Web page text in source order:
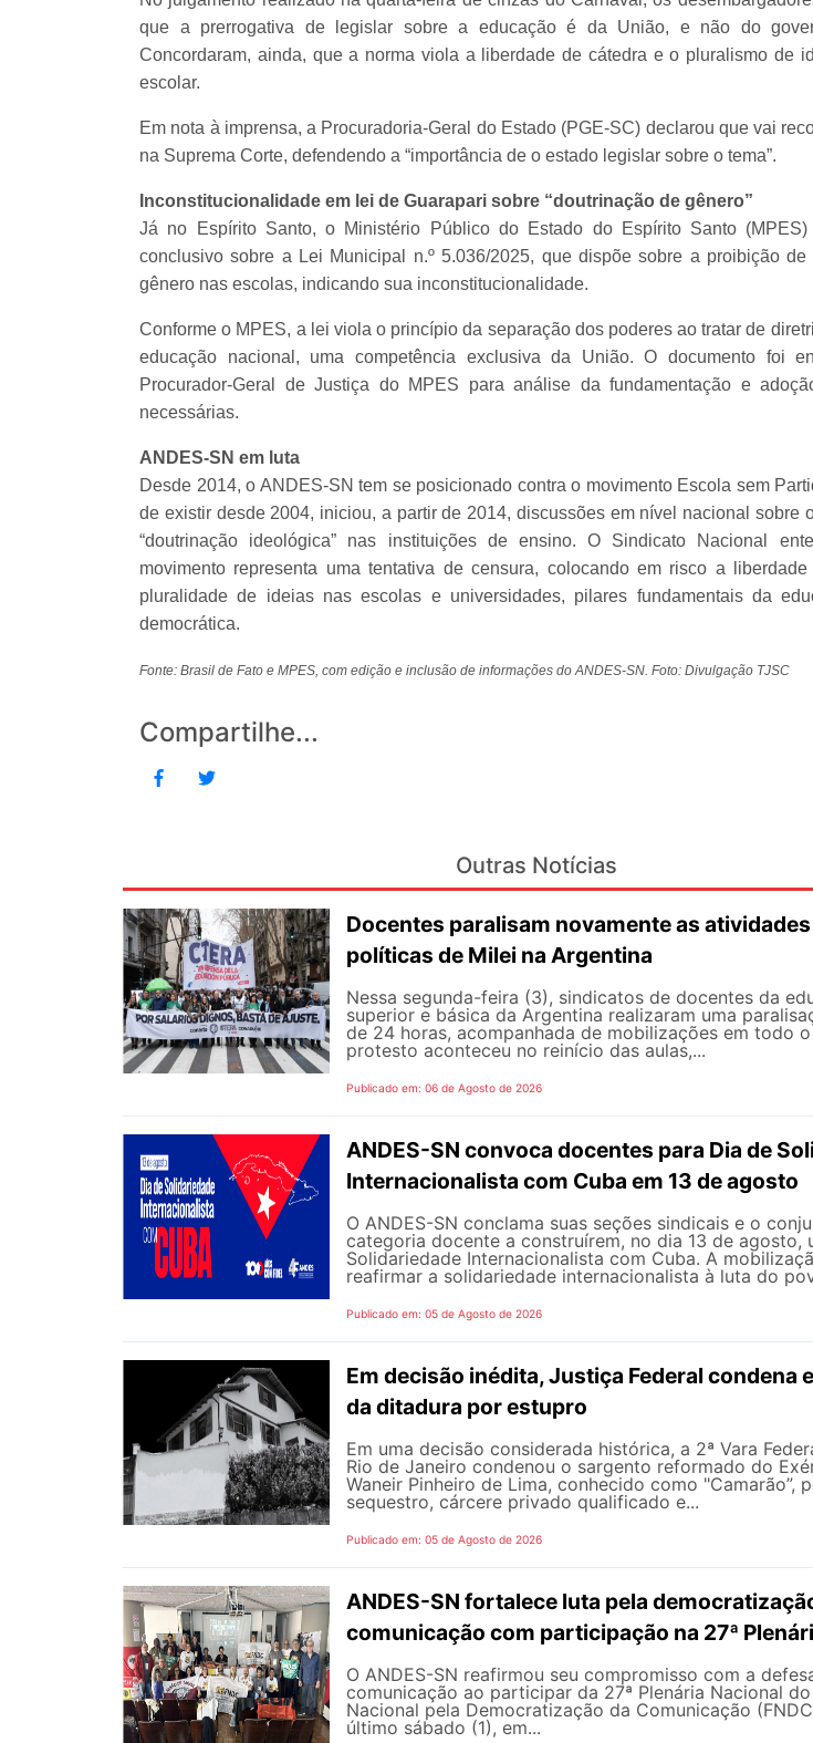
que a prerrogativa de legislar sobre a educação é da União, e não do
Concordaram, ainda, que a norma viola a liberdade de cátedra e o pluralismo de
escolar.
Em nota à imprensa, a Procuradoria-Geral do Estado (PGE-SC) declarou que vai
na Suprema Corte, defendendo a “importância de o estado legislar sobre o tema”.
Inconstitucionalidade em lei de Guarapari sobre “doutrinação de gênero”
Já no Espírito Santo, o Ministério Público do Estado do Espírito Santo (MPES)
conclusivo sobre a Lei Municipal n.º 5.036/2025, que dispõe sobre a proibição de
gênero nas escolas, indicando sua inconstitucionalidade.
Conforme o MPES, a lei viola o princípio da separação dos poderes ao tratar de
educação nacional, uma competência exclusiva da União. O documento foi
Procurador-Geral de Justiça do MPES para análise da fundamentação e
necessárias.
ANDES-SN em luta
Desde 2014, o ANDES-SN tem se posicionado contra o movimento Escola sem
de existir desde 2004, iniciou, a partir de 2014, discussões em nível nacional sobre
“doutrinação ideológica” nas instituições de ensino. O Sindicato Nacional
movimento representa uma tentativa de censura, colocando em risco a
pluralidade de ideias nas escolas e universidades, pilares fundamentais da
democrática.
Fonte: Brasil de Fato e MPES, com edição e inclusão de informações do ANDES-SN. Foto: Divulgação TJSC
Compartilhe...
Outras Notícias
Docentes paralisam novamente as
políticas de Milei na Argentina
Nessa segunda-feira (3), sindicatos de docentes da
superior e básica da Argentina realizaram uma
de 24 horas, acompanhada de mobilizações em todo
protesto aconteceu no reinício das aulas,...
Publicado em: 06 de Agosto de 2026
ANDES-SN convoca docentes para Dia de
Internacionalista com Cuba em 13 de agosto
O ANDES-SN conclama suas seções sindicais e o
categoria docente a construírem, no dia 13 de agosto,
Solidariedade Internacionalista com Cuba. A
reafirmar a solidariedade internacionalista à luta do
Publicado em: 05 de Agosto de 2026
Em decisão inédita, Justiça Federal condena
da ditadura por estupro
Em uma decisão considerada histórica, a 2ª Vara
Rio de Janeiro condenou o sargento reformado do
Waneir Pinheiro de Lima, conhecido como "Camarão”,
sequestro, cárcere privado qualificado e...
Publicado em: 05 de Agosto de 2026
ANDES-SN fortalece luta pela
comunicação com participação na 27ª
O ANDES-SN reafirmou seu compromisso com a
comunicação ao participar da 27ª Plenária Nacional do
Nacional pela Democratização da Comunicação
último sábado (1), em...